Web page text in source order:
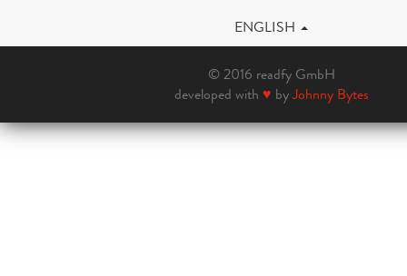
ENGLISH
© 2016 readfy GmbH
developed with ♥ byJohnny Bytes